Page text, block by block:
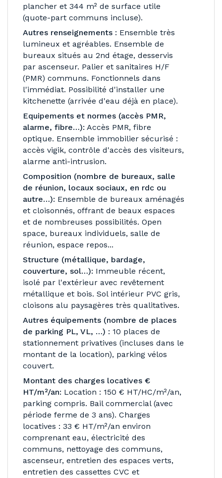
plancher et 344 m² de surface utile
(quote-part communs incluse).
Autres renseignements : Ensemble très
lumineux et agréables. Ensemble de
bureaux situés au 2nd étage, desservis
par ascenseur. Palier et sanitaires H/F
(PMR) communs. Fonctionnels dans
l'immédiat. Possibilité d'installer une
kitchenette (arrivée d'eau déjà en place).
Equipements et normes (accès PMR,
alarme, fibre…): Accès PMR, fibre
optique. Ensemble immobilier sécurisé :
accès vigik, contrôle d'accès des visiteurs,
alarme anti-intrusion.
Composition (nombre de bureaux, salle
de réunion, locaux sociaux, en rdc ou
autre…): Ensemble de bureaux aménagés
et cloisonnés, offrant de beaux espaces
et de nombreuses possibilités. Open
space, bureaux individuels, salle de
réunion, espace repos...
Structure (métallique, bardage,
couverture, sol…): Immeuble récent,
isolé par l'extérieur avec revêtement
métallique et bois. Sol intérieur PVC gris,
cloisons alu paysagères très qualitatives.
Autres équipements (nombre de places
de parking PL, VL, …) : 10 places de
stationnement privatives (incluses dans le
montant de la location), parking vélos
couvert.
Montant des charges locatives €
HT/m²/an: Location : 150 € HT/HC/m²/an,
parking compris. Bail commercial (avec
période ferme de 3 ans). Charges
locatives : 33 € HT/m²/an environ
comprenant eau, électricité des
communs, nettoyage des communs,
ascenseur, entretien des espaces verts,
entretien des cassettes CVC et